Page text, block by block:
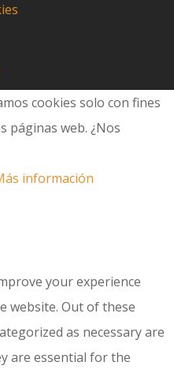
cookies solo con fines
páginas web. ¿Nos
información
your experience
website. Out of these
as necessary are
are essential for the